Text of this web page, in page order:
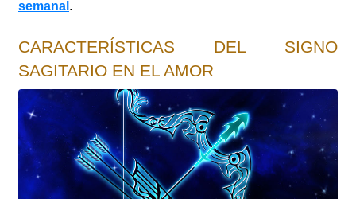
semanal .
CARACTERÍSTICAS DEL SIGNO
SAGITARIO EN EL AMOR